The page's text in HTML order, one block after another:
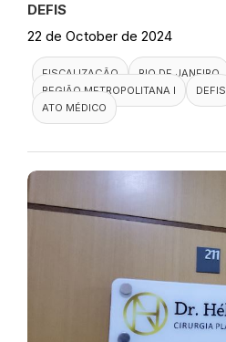
DEFIS
22 de October de 2024
FISCALIZAÇÃO
RIO DE JANEIRO
REGIÃO METROPOLITANA I
DEFIS
ATO MÉDICO